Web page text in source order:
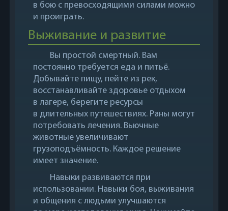
в бою с превосходящими силами можно
и проиграть.
Выживание и развитие
Вы простой смертный. Вам
постоянно требуется еда и питьё.
Добывайте пищу, пейте из рек,
восстанавливайте здоровье отдыхом
в лагере, берегите ресурсы
в длительных путешествиях. Раны могут
потребовать лечения. Вьючные
животные увеличивают
грузоподъёмность. Каждое решение
имеет значение.
Навыки развиваются при
использовании. Навыки боя, выживания
и общения с людьми улучшаются